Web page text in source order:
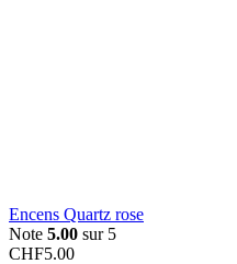
Encens Quartz rose
Note 5.00 sur 5
CHF5.00